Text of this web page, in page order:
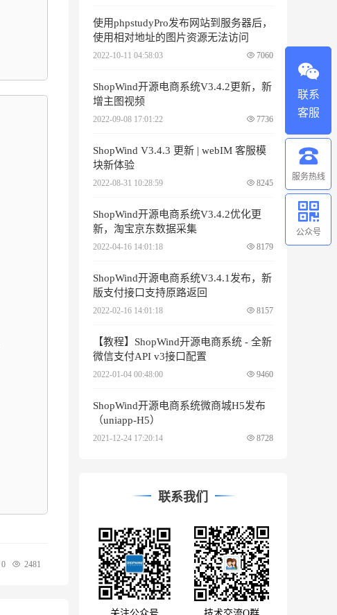
0 2481
使用phpstudyPro发布网站到服务器后，
使用相对地址的图片资源无法访问
2022-10-11 04:58:03 7060
ShopWind开源电商系统V3.4.2更新，新
增主图视频
2022-09-08 17:01:22 7736
ShopWind V3.4.3 更新 | webIM 客服模
块新体验
2022-08-31 10:28:59 8245
ShopWind开源电商系统V3.4.2优化更
新，淘宝京东数据采集
2022-04-16 14:01:18 8179
ShopWind开源电商系统V3.4.1发布，新
版支付接口支持原路返回
2022-02-16 14:01:18 8157
【教程】ShopWind开源电商系统 - 全新
微信支付API v3接口配置
2022-01-04 00:48:00 9460
ShopWind开源电商系统微商城H5发布
（uniapp-H5）
2021-12-24 17:20:14 8728
联系我们
联系
客服
服务热线
公众号